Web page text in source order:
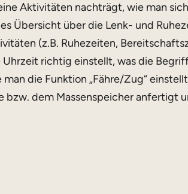
Aktivitäten nachträgt, wie man
Übersicht über die Lenk- und
(z.B. Ruhezeiten,
richtig einstellt, was die
die Funktion „Fähre/Zug“
bzw. dem Massenspeicher anfertigt